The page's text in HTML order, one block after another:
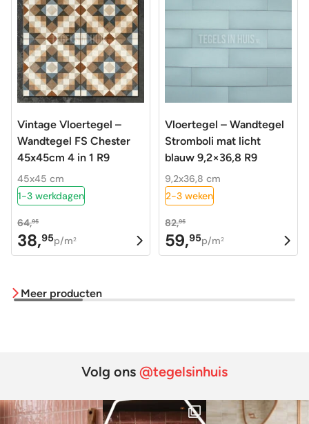
Vintage Vloertegel –
Wandtegel FS Chester
45x45cm 4 in 1 R9
45x45 cm
1-3 werkdagen
64,95
Oorspronkelijke
prijs
64,95.
38,95
Huidige
prijs
38,95.
p/m2
Vloertegel – Wandtegel
Stromboli mat licht
blauw 9,2×36,8 R9
9,2x36,8 cm
2-3 weken
82,95
Oorspronkelijke
prijs
59,95
Huidige
prijs
p/m2
Meer producten
Volg ons @tegelsinhuis